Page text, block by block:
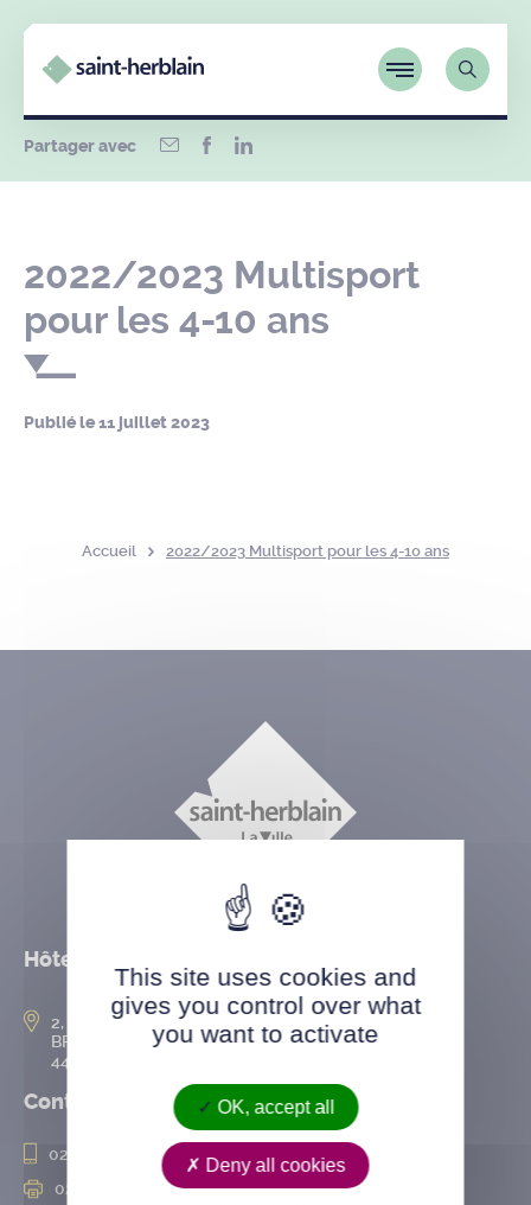
Partager avec
2022/2023 Multisport
pour les 4-10 ans
Publié le11 juillet 2023
Accueil 2022/2023 Multisport pour les 4-10 ans
Hôtel de ville
2, rue de l’Hôtel-de-Ville
BP 50167
44802 Saint-Herblain cedex
Contact
02 28 25 20 00
02 28 25 20 10
This site uses cookies and
gives you control over what
you want to activate
OK, accept all
Deny all cookies